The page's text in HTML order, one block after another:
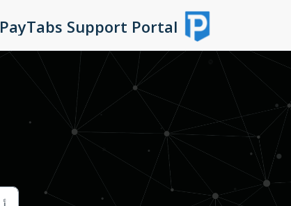
PayTabs Support Portal